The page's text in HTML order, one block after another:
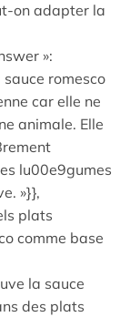
on adapter la
»:
sauce romesco
car elle ne
animale. Elle
lu00e9gumes
»}},
plats
comme base
la sauce
des plats